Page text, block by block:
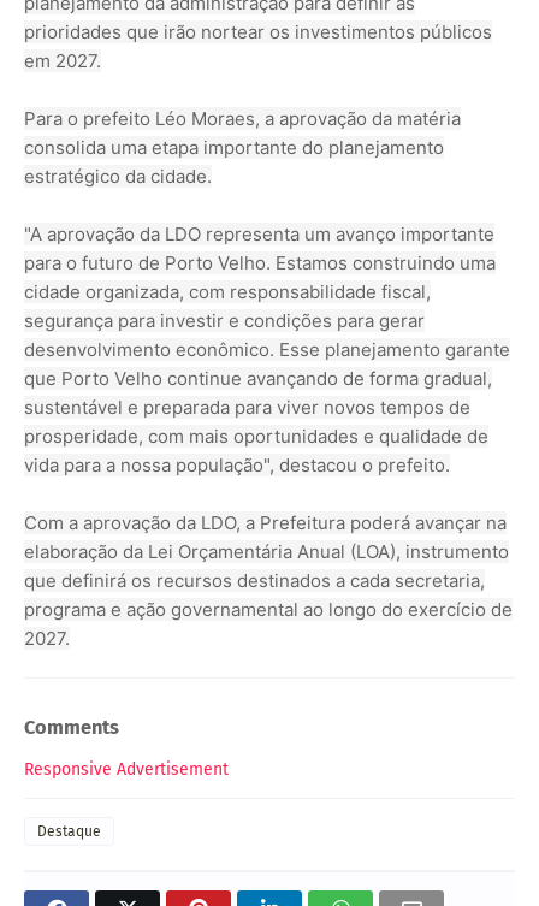
prioridades que irão nortear os investimentos públicos
em 2027.
Para o prefeito Léo Moraes, a aprovação da matéria
consolida uma etapa importante do planejamento
estratégico da cidade.
"A aprovação da LDO representa um avanço importante
para o futuro de Porto Velho. Estamos construindo uma
cidade organizada, com responsabilidade fiscal,
segurança para investir e condições para gerar
desenvolvimento econômico. Esse planejamento garante
que Porto Velho continue avançando de forma gradual,
sustentável e preparada para viver novos tempos de
prosperidade, com mais oportunidades e qualidade de
vida para a nossa população", destacou o prefeito.
Com a aprovação da LDO, a Prefeitura poderá avançar na
elaboração da Lei Orçamentária Anual (LOA), instrumento
que definirá os recursos destinados a cada secretaria,
programa e ação governamental ao longo do exercício de
2027.
Comments
Responsive Advertisement
Destaque